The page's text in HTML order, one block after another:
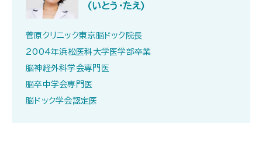
(いとう・たえ)
菅原クリニック東京脳ドック院長
2004年浜松医科大学医学部卒業
脳神経外科学会専門医
脳卒中学会専門医
脳ドック学会認定医